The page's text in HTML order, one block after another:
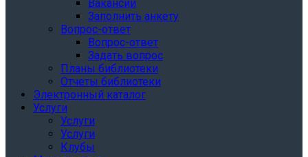
Вакансии
Заполнить анкету
Вопрос-ответ
Вопрос-ответ
Задать вопрос
Планы библиотеки
Отчеты библиотеки
Электронный каталог
Услуги
Услуги
Услуги
Клубы